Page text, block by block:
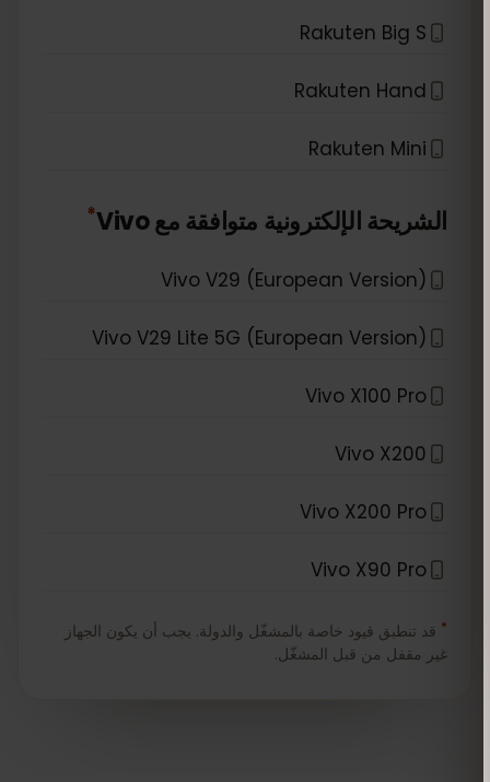
Rakuten Big S
Rakuten Hand
Rakuten Mini
الشريحة الإلكترونية متوافقة معVivo
*
Vivo V29 (European Version)
Vivo V29 Lite 5G (European Version)
Vivo X100 Pro
Vivo X200
Vivo X200 Pro
Vivo X90 Pro
قد تنطبق قيود خاصة بالمشغّل والدولة. يجب أن يكون الجهاز
غير مقفل من قبل المشغّل.